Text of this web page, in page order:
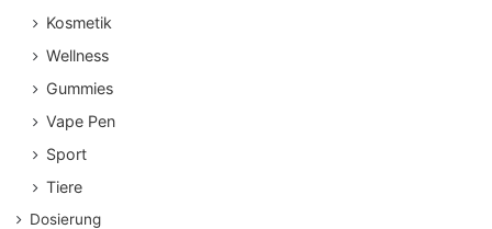
Kosmetik
Wellness
Gummies
Vape Pen
Sport
Tiere
Dosierung